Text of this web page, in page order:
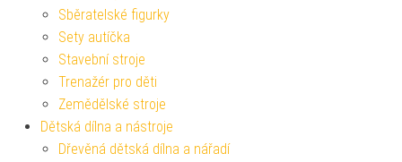
Sběratelské figurky
Sety autíčka
Stavební stroje
Trenažér pro děti
Zemědělské stroje
Dětská dílna a nástroje
Dřevěná dětská dílna a nářadí